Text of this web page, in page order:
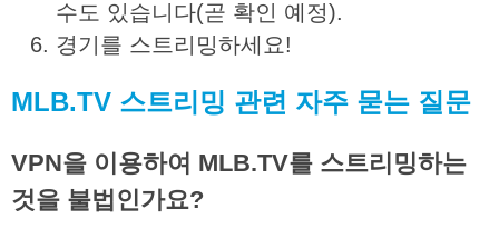
수도 있습니다(곧 확인 예정).
경기를 스트리밍하세요!
MLB.TV 스트리밍 관련 자주 묻는 질문
VPN을 이용하여 MLB.TV를 스트리밍하는
것을 불법인가요?